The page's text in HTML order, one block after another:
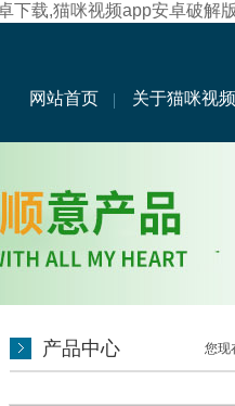
下载,猫咪视频app安卓破解
网站首页 关于猫咪视频
产品中心 您现